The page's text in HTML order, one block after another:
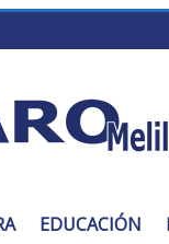
EDUCACIÓN